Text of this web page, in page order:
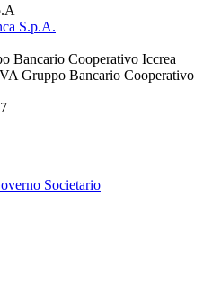
S.p.A.
Bancario Cooperativo Iccrea
Gruppo Bancario Cooperativo
Societario